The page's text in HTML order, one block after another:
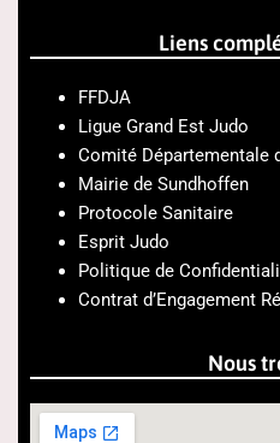
Liens
FFDJA
Ligue Grand Est Judo
Comité Départementale
Mairie de Sundhoffen
Protocole Sanitaire
Esprit Judo
Politique de
Contrat d’Engagement
Nous